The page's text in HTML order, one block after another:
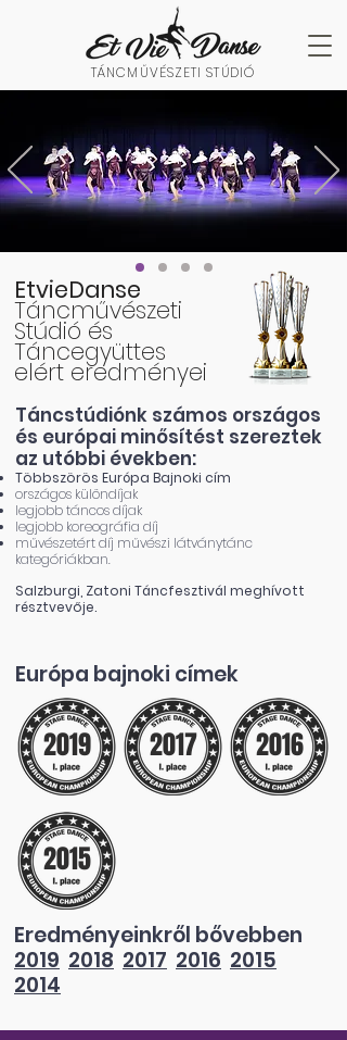
TÁNCMŰVÉSZETI STÚDIÓ
EtvieDanse
Táncművészeti
Stúdió és
Táncegyüttes
elért eredményei
Táncstúdiónk számos országos
és európai minősítést szereztek
az utóbbi években:
Többszörös Európa Bajnoki cím
országos különdíjak
legjobb táncos díjak
legjobb koreográfia díj
művészetért díj művészi látványtánc
kategóriákban.
Salzburgi, Zatoni Táncfesztivál meghívott
résztvevője.
Európa bajnoki címek
2019
2015
2017 2016
Eredményeinkről bővebben
2019 2018 2017 2016 2015
2014